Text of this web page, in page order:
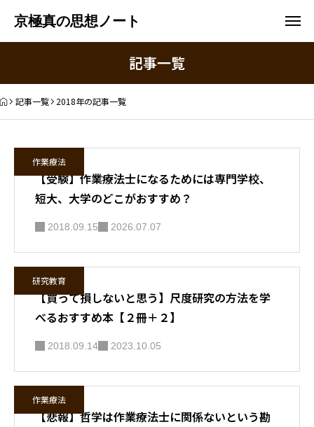
京極真の思想ノート
記事一覧
記事一覧 2018年の記事一覧
作業療法
【受験】作業療法士になるためには専門学校、
短大、大学のどこがおすすめ？
2018.09.15 2026.07.07
研究教育
【買って損しないと思う】尺度研究の方法を学
べるおすすめ本【２冊＋２】
2018.09.14 2023.10.05
作業療法
【悲報】哲学は作業療法士に関係ないという勘